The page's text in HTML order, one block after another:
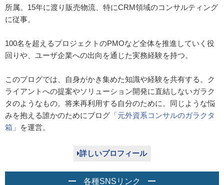
所属。15年に渡り販売物流、特にCRM領域のコンサルティング
に従事。
100名を超えるプロジェクトのPMOなど全体を推進していく役
回りや、ユーザ企業への出向を通じた実務経験を持つ。
このブログでは、自身がかき集めた知識や経験を共有する。ク
ライアントへの提案やソリューション開発に直結しないガラク
タのようなもの。将来再利用する自分のために。同じような悩
みを抱える誰かのためにブログ 「元外資系コンサルのガラクタ
箱」
を運営。
詳しいプロフィール
各種SNSリンク